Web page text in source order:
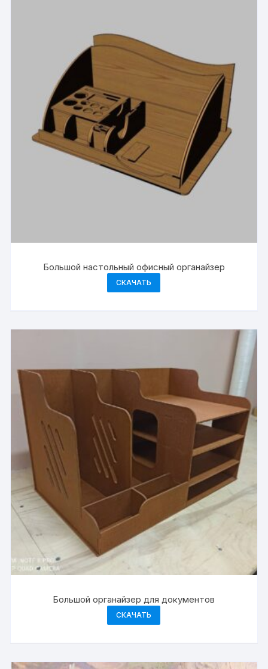
Большой настольный офисный органайзер
СКАЧАТЬ
Большой органайзер для документов
СКАЧАТЬ